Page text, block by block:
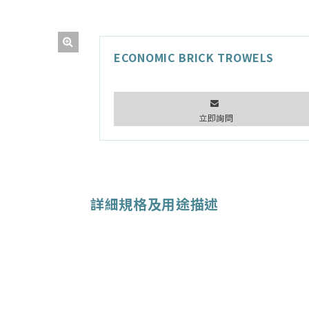
ECONOMIC BRICK TROWELS
立即詢問
詳細規格及用途描述